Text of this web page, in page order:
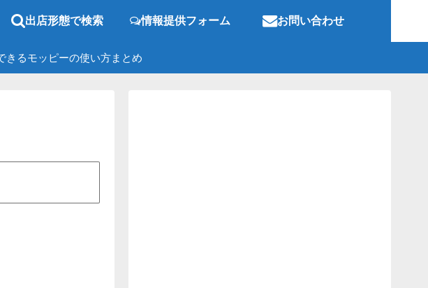
出店形態で検索 情報提供フォーム お問い合わせ
きるモッピーの使い方まとめ